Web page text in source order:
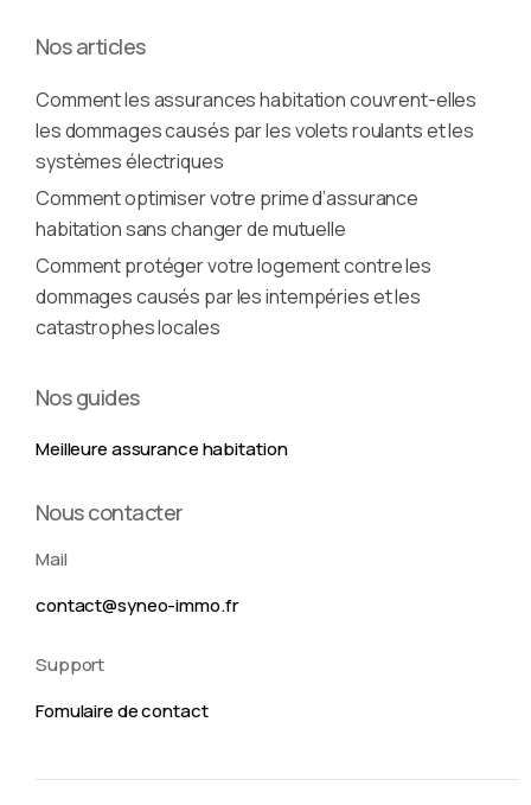
Nos articles
Comment les assurances habitation couvrent-elles
les dommages causés par les volets roulants et les
systèmes électriques
Comment optimiser votre prime d’assurance
habitation sans changer de mutuelle
Comment protéger votre logement contre les
dommages causés par les intempéries et les
catastrophes locales
Nos guides
Meilleure assurance habitation
Nous contacter
Mail
contact@syneo-immo.fr
Support
Fomulaire de contact